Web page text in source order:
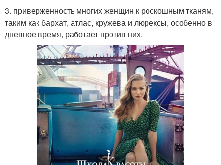
3. приверженность многих женщин к роскошным тканям,
таким как бархат, атлас, кружева и люрексы, особенно в
дневное время, работает против них.